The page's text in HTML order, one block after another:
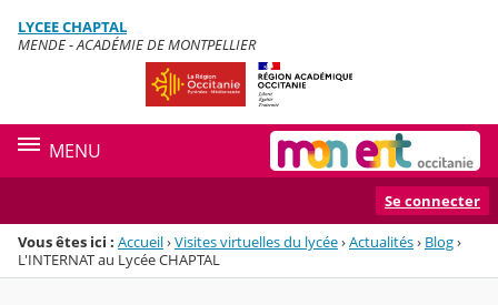
Menu de la rubrique
Contenu
LYCEE CHAPTAL
MENDE - ACADÉMIE DE MONTPELLIER
MENU
Se connecter
Vous êtes ici : Accueil›Visites virtuelles du lycée›Actualités› Blog›
L'INTERNAT au Lycée CHAPTAL